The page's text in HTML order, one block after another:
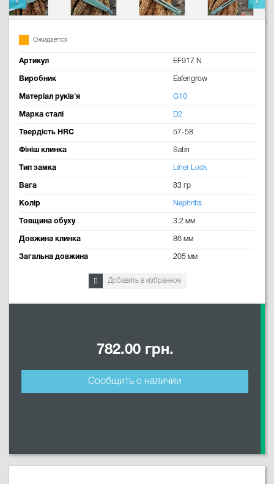
Ожидается
Артикул EF917 N
Виробник Eafengrow
Матеріал руків'я G10
Марка сталі D2
Твердість HRC 57-58
Фініш клинка Satin
Тип замка Liner Lock
Вага 83 гр
Колір Nephritis
Товщина обуху 3.2 мм
Довжина клинка 86 мм
Загальна довжина 205 мм
Добавить в избранное
782.00 грн.
Сообщить о наличии